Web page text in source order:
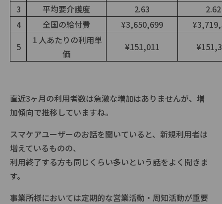
3
平均要介護度 2.63
2.62
4
全国の給付費 ¥3,650,699
5
１人あたりの利用単
価
¥151,011
直近3ヶ月の利用者数は急激な増加はありませんが、増
加傾向で推移していますね。
スマケアユーザーのお話を聞いていると、新規利用者は
増えているものの、
利用終了する方も同じくらい多いという話をよく聞きま
す。
事業所様においては定期的な営業活動・周知活動が重要